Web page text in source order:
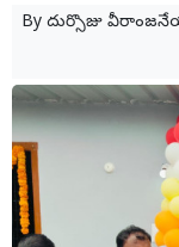
By దుర్సొజు